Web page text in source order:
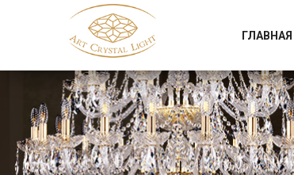
Официальный магазин фабрики Art
ГЛАВНАЯ